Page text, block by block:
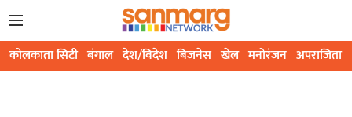
कोलकाता सिटी बंगाल देश/विदेश बिजनेस खेल मनोरंजन अपराजिता